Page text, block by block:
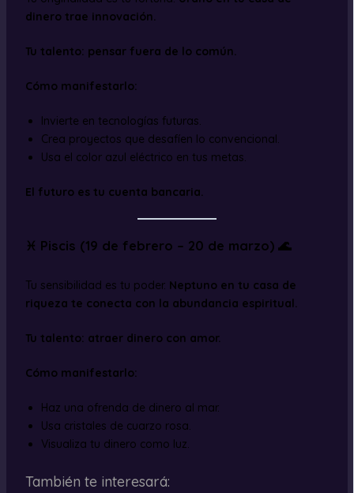
dinero trae innovación.
Tu talento: pensar fuera de lo común.
Cómo manifestarlo:
Invierte en tecnologías futuras.
Crea proyectos que desafíen lo convencional.
Usa el color azul eléctrico en tus metas.
El futuro es tu cuenta bancaria.
♓ Piscis (19 de febrero – 20 de marzo) 🌊
Tu sensibilidad es tu poder. Neptuno en tu casa de
riqueza te conecta con la abundancia espiritual.
Tu talento: atraer dinero con amor.
Cómo manifestarlo:
Haz una ofrenda de dinero al mar.
Usa cristales de cuarzo rosa.
Visualiza tu dinero como luz.
También te interesará: